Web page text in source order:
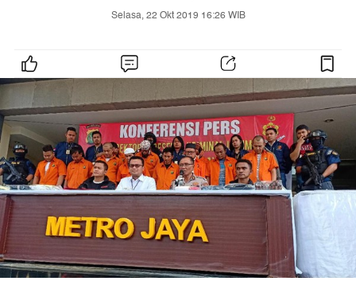
Selasa, 22 Okt 2019 16:26 WIB